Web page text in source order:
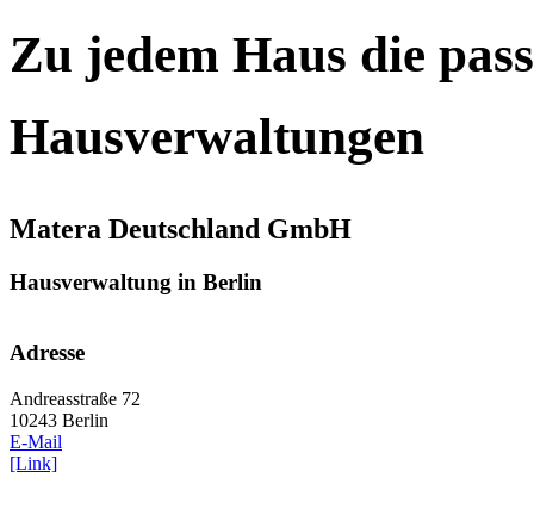
Zu jedem Haus die
Hausverwaltungen
Matera Deutschland GmbH
Hausverwaltung in Berlin
Adresse
Andreasstraße 72
10243 Berlin
E-Mail
[Link]